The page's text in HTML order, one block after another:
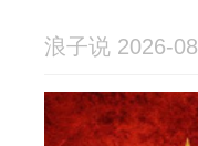
浪子说 2026-